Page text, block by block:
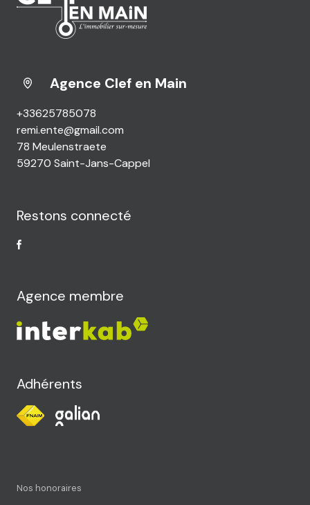
Agence Clef en Main
+33625785078
remi.ente@gmail.com
78 Meulenstraete
59270 Saint-Jans-Cappel
Restons connecté
Agence membre
Adhérents
Nos honoraires